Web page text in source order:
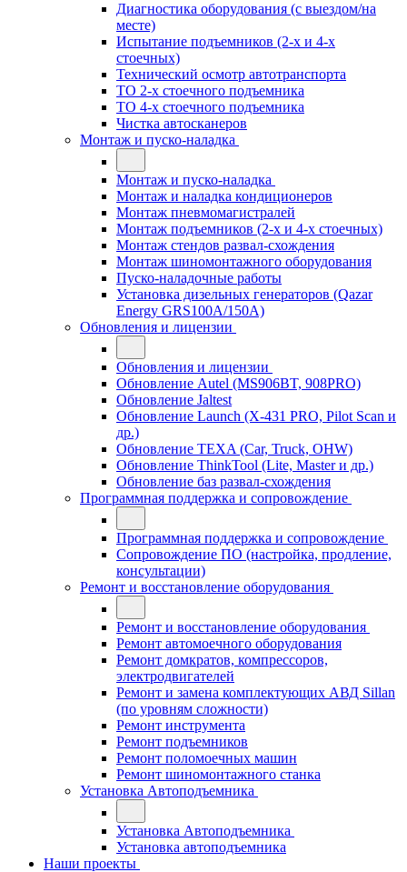
Диагностика оборудования (с выездом/на
месте)
Испытание подъемников (2-х и 4-х
стоечных)
Технический осмотр автотранспорта
ТО 2-х стоечного подъемника
ТО 4-х стоечного подъемника
Чистка автосканеров
Монтаж и пуско-наладка
Монтаж и пуско-наладка
Монтаж и наладка кондиционеров
Монтаж пневмомагистралей
Монтаж подъемников (2-х и 4-х стоечных)
Монтаж стендов развал-схождения
Монтаж шиномонтажного оборудования
Пуско-наладочные работы
Установка дизельных генераторов (Qazar
Energy GRS100A/150A)
Обновления и лицензии
Обновления и лицензии
Обновление Autel (MS906BT, 908PRO)
Обновление Jaltest
Обновление Launch (X-431 PRO, Pilot Scan и
др.)
Обновление TEXA (Car, Truck, OHW)
Обновление ThinkTool (Lite, Master и др.)
Обновление баз развал-схождения
Программная поддержка и сопровождение
Программная поддержка и сопровождение
Сопровождение ПО (настройка, продление,
консультации)
Ремонт и восстановление оборудования
Ремонт и восстановление оборудования
Ремонт автомоечного оборудования
Ремонт домкратов, компрессоров,
электродвигателей
Ремонт и замена комплектующих АВД Sillan
(по уровням сложности)
Ремонт инструмента
Ремонт подъемников
Ремонт поломоечных машин
Ремонт шиномонтажного станка
Установка Автоподъемника
Установка Автоподъемника
Установка автоподъемника
Наши проекты